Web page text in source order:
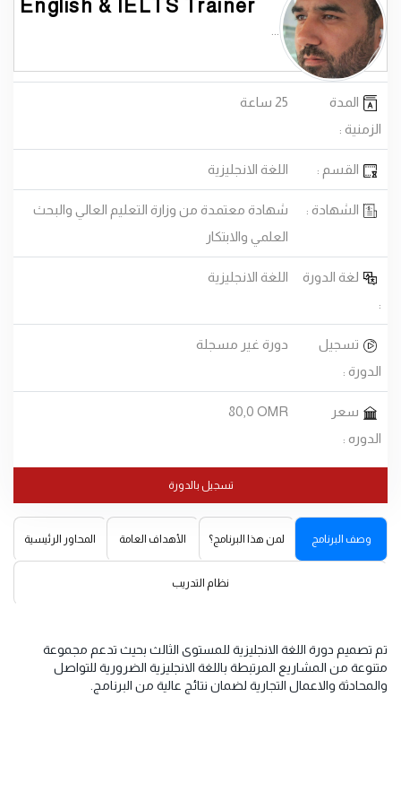
English & IELTS Trainer
المدة
الزمنية :
25 ساعة
القسم : اللغة الانجليزية
الشهادة :
شهادة معتمدة من وزارة التعليم العالي والبحث
العلمي والابتكار
لغة الدورة
:
اللغة الانجليزية
تسجيل
الدورة :
دورة غير مسجلة
سعر
الدوره :
80,0 OMR
تسجيل بالدورة
وصف البرنامج لمن هذا البرنامج؟ الأهداف العامة المحاور الرئيسية
نظام التدريب
تم تصميم دورة اللغة الانجليزية للمستوى الثالث بحيث تدعم مجموعة
متنوعة من المشاريع المرتبطة باللغة الانجليزية الضرورية للتواصل
والمحادثة والاعمال التجارية لضمان نتائج عالية من البرنامج.